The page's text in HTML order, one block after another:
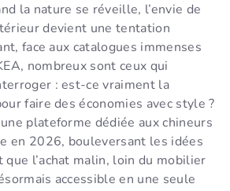
la nature se réveille, l’envie de
devient une tentation
face aux catalogues immenses
nombreux sont ceux qui
: est-ce vraiment la
faire des économies avec style ?
plateforme dédiée aux chineurs
en 2026, bouleversant les idées
que l’achat malin, loin du mobilier
accessible en une seule